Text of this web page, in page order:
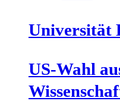
Uni­ver­si­tät
US-Wahl